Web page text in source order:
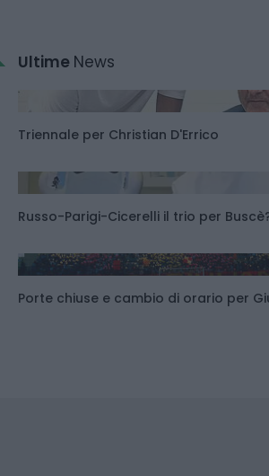
Ultime News
Triennale per Christian D'Errico
Russo-Parigi-Cicerelli il trio per
Porte chiuse e cambio di orario per